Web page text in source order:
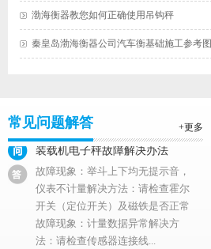
渤海衡器教您如何正确使用吊钩秤
秦皇岛渤海衡器公司汽车衡基础施工参考图
+更多
常见问题解答
显示重量不准确原因分析及排除法
1、连接件断裂或损坏，秤台产生
移位。 解决办法：更换连接件
装载机电子秤故障解决办法
故障现象：举斗上下均无提示音，
仪表不计量解决方法：请检查霍尔
开关（定位开关）及磁铁是否正常
故障现象：计量数据异常解决方
法：请检查传感器连接线...